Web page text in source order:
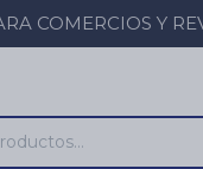
COMERCIOS Y